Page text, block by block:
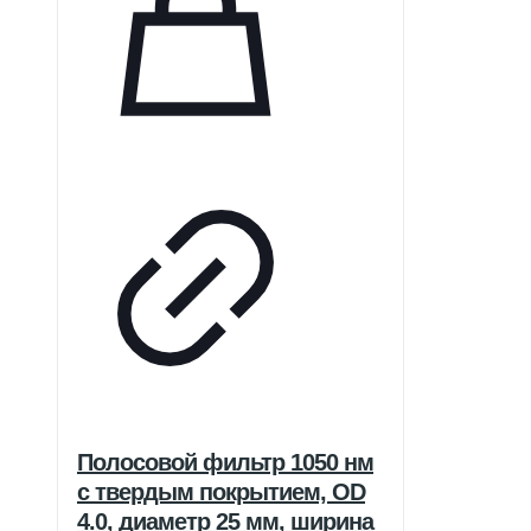
Полосовой фильтр 1050 нм
с твердым покрытием, OD
4.0, диаметр 25 мм, ширина